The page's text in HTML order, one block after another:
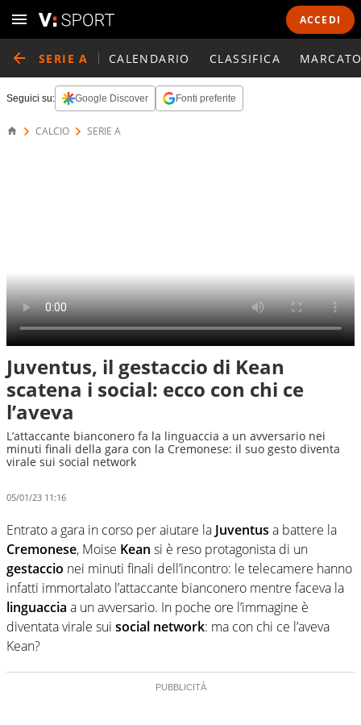
ACCEDI
SERIE A CALENDARIO CLASSIFICA
Seguici su: Google Discover Fonti preferite
CALCIO SERIE A
Juventus, il gestaccio di Kean
scatena i social: ecco con chi ce
l’aveva
L’attaccante bianconero fa la linguaccia a un avversario nei
minuti finali della gara con la Cremonese: il suo gesto diventa
virale sui social network
05/01/23 11:16
Entrato a gara in corso per aiutare la Juventus a battere la
Cremonese, Moise Kean si è reso protagonista di un
gestaccio nei minuti finali dell’incontro: le telecamere hanno
infatti immortalato l’attaccante bianconero mentre faceva la
linguaccia a un avversario. In poche ore l’immagine è
diventata virale sui social network: ma con chi ce l’aveva
Kean?